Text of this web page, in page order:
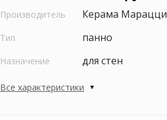
Производитель Керама Марацци
Тип панно
Назначение для стен
Все характеристики